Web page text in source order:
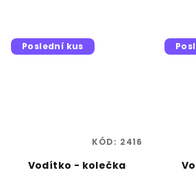
Poslední kus
Vodítko - kolečka
KÓD: 2416